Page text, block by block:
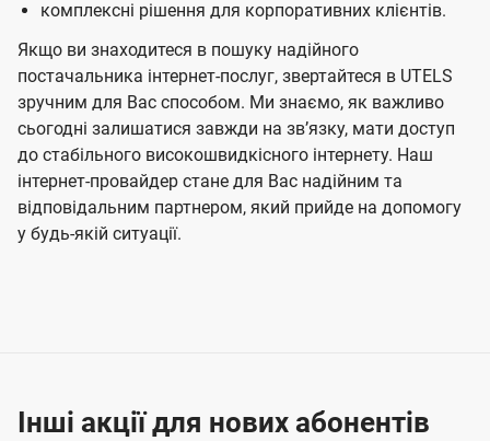
комплексні рішення для корпоративних клієнтів.
Якщо ви знаходитеся в пошуку надійного
постачальника інтернет-послуг, звертайтеся в UTELS
зручним для Вас способом. Ми знаємо, як важливо
сьогодні залишатися завжди на звʼязку, мати доступ
до стабільного високошвидкісного інтернету. Наш
інтернет-провайдер стане для Вас надійним та
відповідальним партнером, який прийде на допомогу
у будь-якій ситуації.
Інші акції для нових абонентів